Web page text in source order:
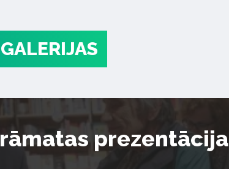
prezentācija